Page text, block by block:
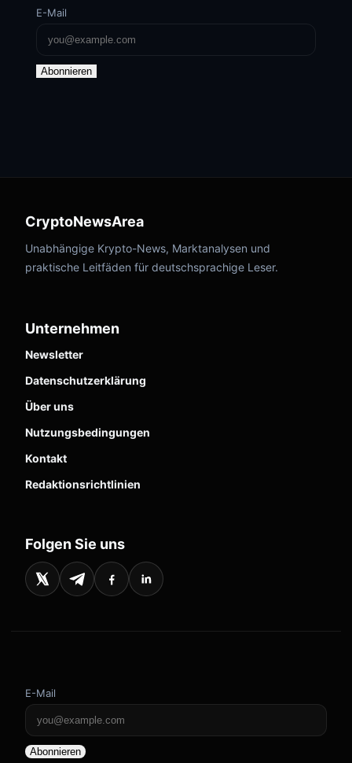
E-Mail
Abonnieren
CryptoNewsArea
Unabhängige Krypto-News, Marktanalysen und
praktische Leitfäden für deutschsprachige Leser.
Unternehmen
Newsletter
Datenschutzerklärung
Über uns
Nutzungsbedingungen
Kontakt
Redaktionsrichtlinien
Folgen Sie uns
E-Mail
Abonnieren